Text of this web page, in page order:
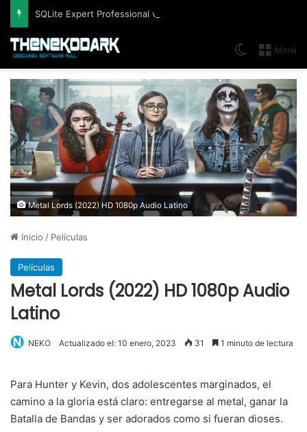
Menú
Switch skin
Metal Lords (2022) HD 1080p Audio Latino
Inicio / Películas
Películas
Metal Lords (2022) HD 1080p Audio
Latino
NEKO Actualizado el: 10 enero, 2023 31 1 minuto de lectura
Para Hunter y Kevin, dos adolescentes marginados, el
camino a la gloria está claro: entregarse al metal, ganar la
Batalla de Bandas y ser adorados como si fueran dioses.